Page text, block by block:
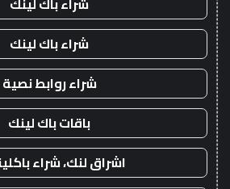
شراء باك لينك
شراء روابط نصية
باقات باك لينك
اشراق لنك، شراء